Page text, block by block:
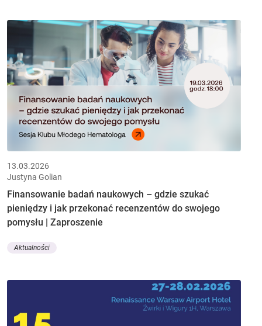
13.03.2026
Justyna Golian
Finansowanie badań naukowych – gdzie szukać
pieniędzy i jak przekonać recenzentów do swojego
pomysłu | Zaproszenie
Aktualności